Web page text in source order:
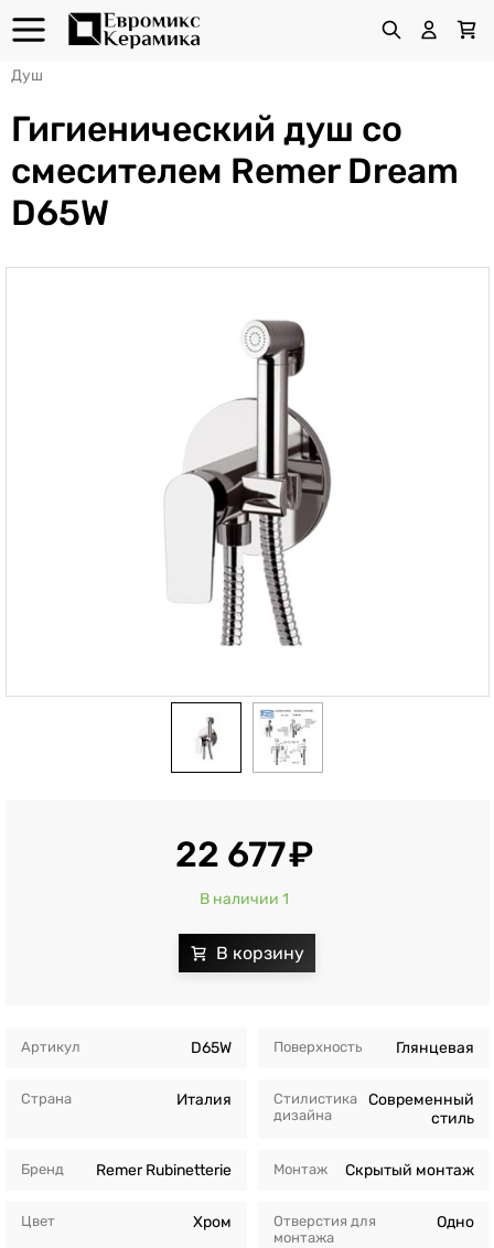
Душ
Гигиенический душ со
смесителем Remer Dream
D65W
Артикул D65W
Страна Италия
Бренд Remer Rubinetterie
Цвет Хром
Поверхность Глянцевая
Стилистика
дизайна
Современный
стиль
Монтаж Скрытый монтаж
Отверстия для
монтажа
Одно
22 677
В наличии 1